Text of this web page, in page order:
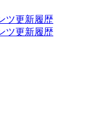
ツ更新履歴
ツ更新履歴